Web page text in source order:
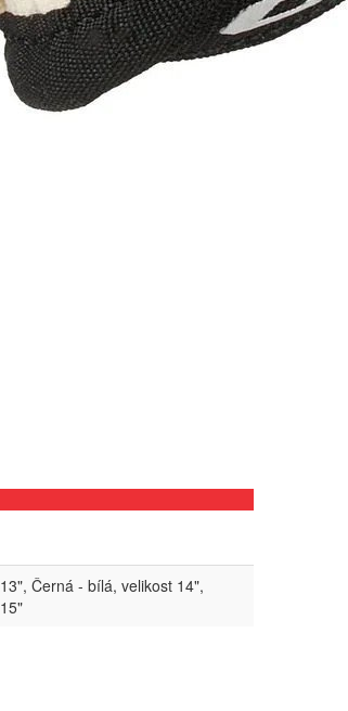
Černá - bílá, velikost 14",